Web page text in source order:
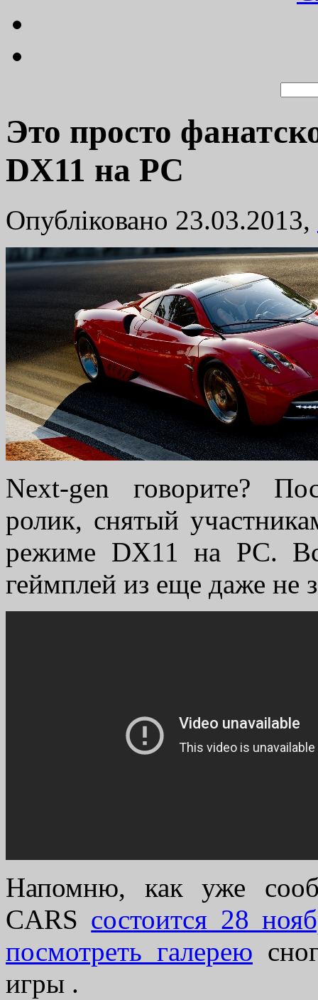
Это просто
DX11 на PC
Опубліковано 23.03.2013,
Next-gen говорите?
ролик, снятый
режиме DX11 на PC.
геймплей из еще даже не
Напомню, как уже
CARS состоится 28
посмотреть галерею
игры .